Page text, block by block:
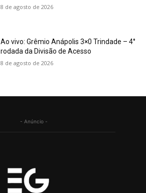
8 de agosto de 2026
Ao vivo: Grêmio Anápolis 3×0 Trindade – 4°
rodada da Divisão de Acesso
8 de agosto de 2026
- Anúncio -